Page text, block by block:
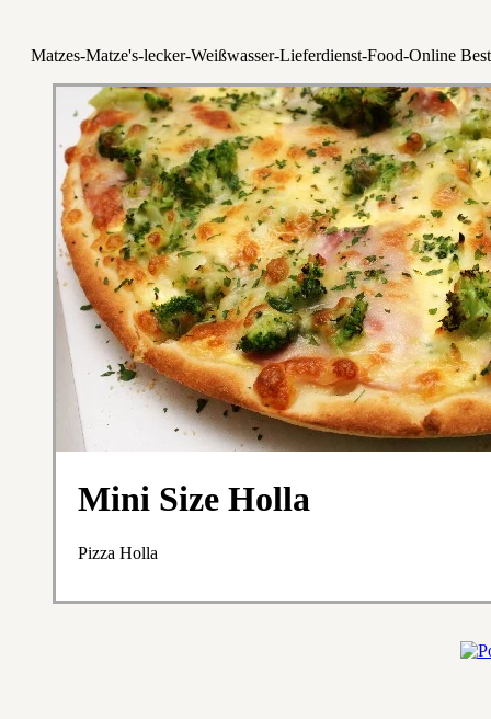
Matzes-Matze's-lecker-Weißwasser-Lieferdienst-Food-Online
Mini Size Holla
Pizza Holla